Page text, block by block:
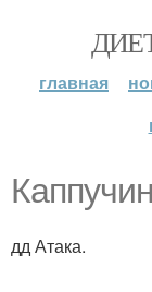
главная
дд Атака.